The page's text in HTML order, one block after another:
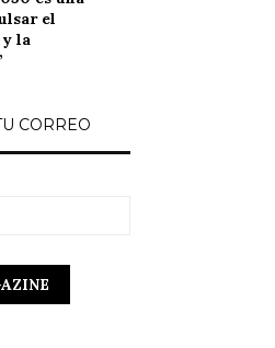
el
la
CORREO